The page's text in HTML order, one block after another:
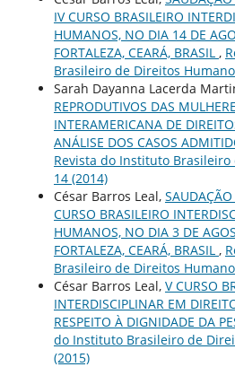
IV CURSO BRASILEIRO
HUMANOS, NO DIA 14 DE
FORTALEZA, CEARÁ, BRASIL ,
Brasileiro de Direitos
Sarah Dayanna Lacerda
REPRODUTIVOS DAS
INTERAMERICANA DE
ANÁLISE DOS CASOS
Revista do Instituto
14 (2014)
César Barros Leal,
CURSO BRASILEIRO
HUMANOS, NO DIA 3 DE
FORTALEZA, CEARÁ, BRASIL ,
Brasileiro de Direitos
César Barros Leal, V CURSO
INTERDISCIPLINAR EM
RESPEITO À DIGNIDADE DA
do Instituto Brasileiro de
(2015)